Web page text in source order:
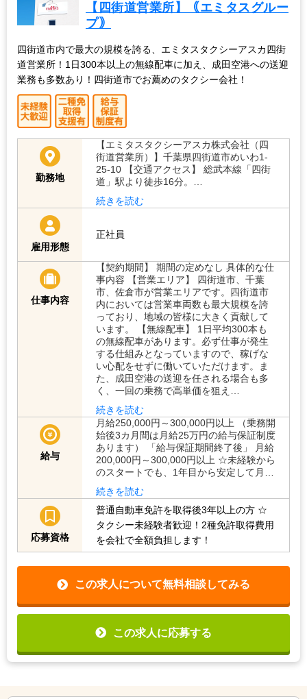
【四街道営業所】｟エミタスグルー
プ｠
四街道市内で最大の規模を誇る、エミタスタクシーアスカ四街
道営業所！1日300本以上の無線配車に加え、成田空港への送迎
業務も多数あり！四街道市でお薦めのタクシー会社！
勤務地
【エミタスタクシーアスカ株式会社（四
街道営業所）】千葉県四街道市めいわ1-
25-10 【交通アクセス】 総武本線「四街
道」駅より徒歩16分。…
続きを読む
雇用形態
正社員
仕事内容
【契約期間】 期間の定めなし 具体的な仕
事内容 【営業エリア】 四街道市、千葉
市、佐倉市が営業エリアです。四街道市
内においては営業車両数も最大規模を誇
っており、地域の皆様に大きく貢献して
います。 【無線配車】 1日平均300本も
の無線配車があります。必ず仕事が発生
する仕組みとなっていますので、稼げな
い心配をせずに働いていただけます。ま
た、成田空港の送迎を任される場合も多
く、一回の乗務で高単価を狙え…
続きを読む
給与
月給250,000円～300,000円以上 （乗務開
始後3カ月間は月給25万円の給与保証制度
あります） 「給与保証期間終了後」 月給
200,000円～300,000円以上 ☆未経験から
のスタートでも、1年目から安定して月…
続きを読む
応募資格
普通自動車免許を取得後3年以上の方 ☆
タクシー未経験者歓迎！2種免許取得費用
を会社で全額負担します！
この求人について無料相談してみる
この求人に応募する